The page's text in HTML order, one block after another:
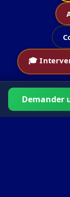
Demander
🎓